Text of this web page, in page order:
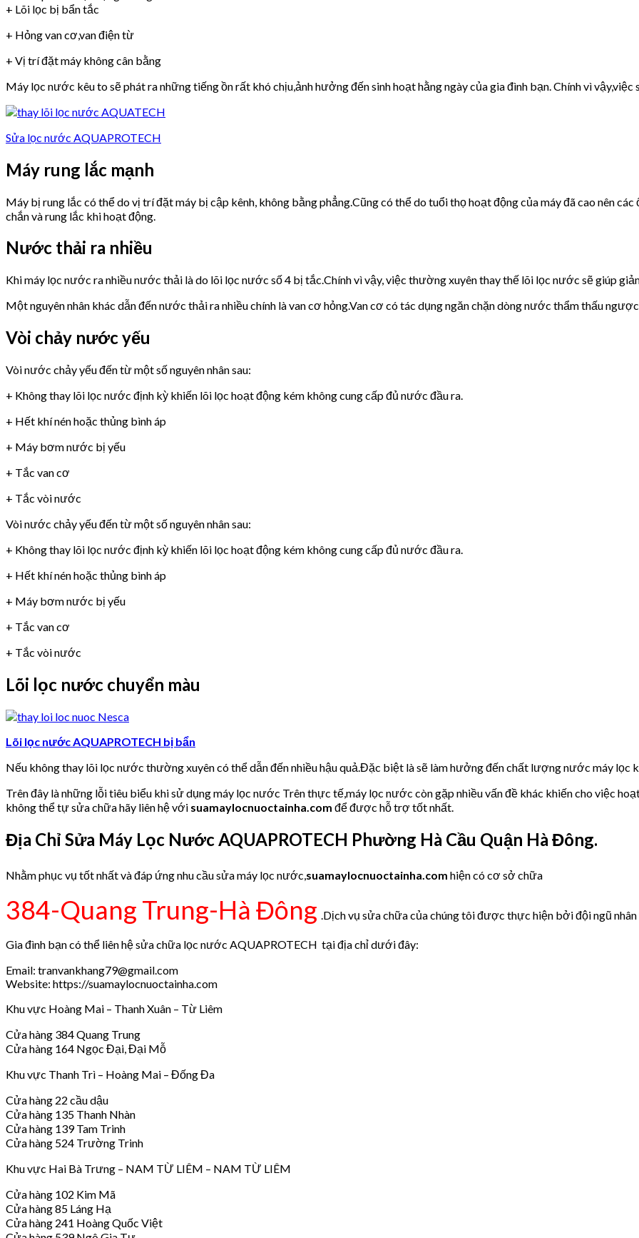
+ Lõi lọc bị bẩn tắc
+ Hỏng van cơ,van điện từ
+ Vị trí đặt máy không cân bằng
Máy lọc nước kêu to sẽ phát ra những tiếng ồn rất khó chịu,ảnh hưởng đến sinh hoạt hằng ngày của gia đình bạn. Chính vì
Sửa lọc nước AQUAPROTECH
Máy rung lắc mạnh
Máy bị rung lắc có thể do vị trí đặt máy bị cập kênh, không bằng phẳng.Cũng có thể do tuổi thọ hoạt động của máy đã cao nên
chắn và rung lắc khi hoạt động.
Nước thải ra nhiều
Khi máy lọc nước ra nhiều nước thải là do lõi lọc nước số 4 bị tắc.Chính vì vậy, việc thường xuyên thay thế lõi lọc nước sẽ giúp
Một nguyên nhân khác dẫn đến nước thải ra nhiều chính là van cơ hỏng.Van cơ có tác dụng ngăn chặn dòng nước thẩm thấu
Vòi chảy nước yếu
Vòi nước chảy yếu đến từ một số nguyên nhân sau:
+ Không thay lõi lọc nước định kỳ khiến lõi lọc hoạt động kém không cung cấp đủ nước đầu ra.
+ Hết khí nén hoặc thủng bình áp
+ Máy bơm nước bị yếu
+ Tắc van cơ
+ Tắc vòi nước
Vòi nước chảy yếu đến từ một số nguyên nhân sau:
+ Không thay lõi lọc nước định kỳ khiến lõi lọc hoạt động kém không cung cấp đủ nước đầu ra.
+ Hết khí nén hoặc thủng bình áp
+ Máy bơm nước bị yếu
+ Tắc van cơ
+ Tắc vòi nước
Lõi lọc nước chuyển màu
Lõi lọc nước AQUAPROTECH bị bẩn
Nếu không thay lõi lọc nước thường xuyên có thể dẫn đến nhiều hậu quả.Đặc biệt là sẽ làm hưởng đến chất lượng nước máy lọc
Trên đây là những lỗi tiêu biểu khi sử dụng máy lọc nước Trên thực tế,máy lọc nước còn gặp nhiều vấn đề khác khiến cho việc
không thể tự sửa chữa hãy liên hệ với suamaylocnuoctainha.com để được hỗ trợ tốt nhất.
Địa Chỉ Sửa Máy Lọc Nước AQUAPROTECH Phường Hà Cầu Quận Hà Đông.
Nhằm phục vụ tốt nhất và đáp ứng nhu cầu sửa máy lọc nước, suamaylocnuoctainha.com hiện có cơ sở chữa
384-Quang Trung-Hà Đông .Dịch vụ sửa chữa của chúng tôi được thực hiện bởi đội ngũ
Gia đình bạn có thể liên hệ sửa chữa lọc nước AQUAPROTECH tại địa chỉ dưới đây:
Email: tranvankhang79@gmail.com
Website: https://suamaylocnuoctainha.com
Khu vực Hoàng Mai – Thanh Xuân – Từ Liêm
Cửa hàng 384 Quang Trung
Cửa hàng 164 Ngọc Đại, Đại Mỗ
Khu vực Thanh Trì – Hoàng Mai – Đống Đa
Cửa hàng 22 cầu dậu
Cửa hàng 135 Thanh Nhàn
Cửa hàng 139 Tam Trinh
Cửa hàng 524 Trường Trinh
Khu vực Hai Bà Trưng – NAM TỪ LIÊM – NAM TỪ LIÊM
Cửa hàng 102 Kim Mã
Cửa hàng 85 Láng Hạ
Cửa hàng 241 Hoàng Quốc Việt